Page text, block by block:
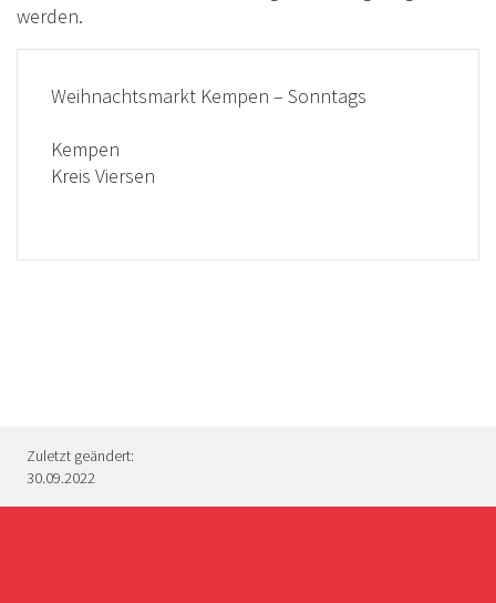
werden.
Weihnachtsmarkt Kempen – Sonntags
Kempen
Kreis Viersen
Zuletzt geändert:
30.09.2022